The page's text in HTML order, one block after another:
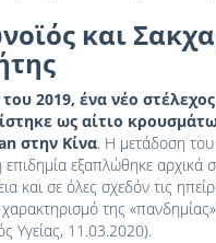
και
2019, ένα νέο
ως αίτιο
στην Κίνα. Η μετάδοση
επιδημία εξαπλώθηκε αρχικά
και σε όλες σχεδόν τις
της
Υγείας, 11.03.2020).